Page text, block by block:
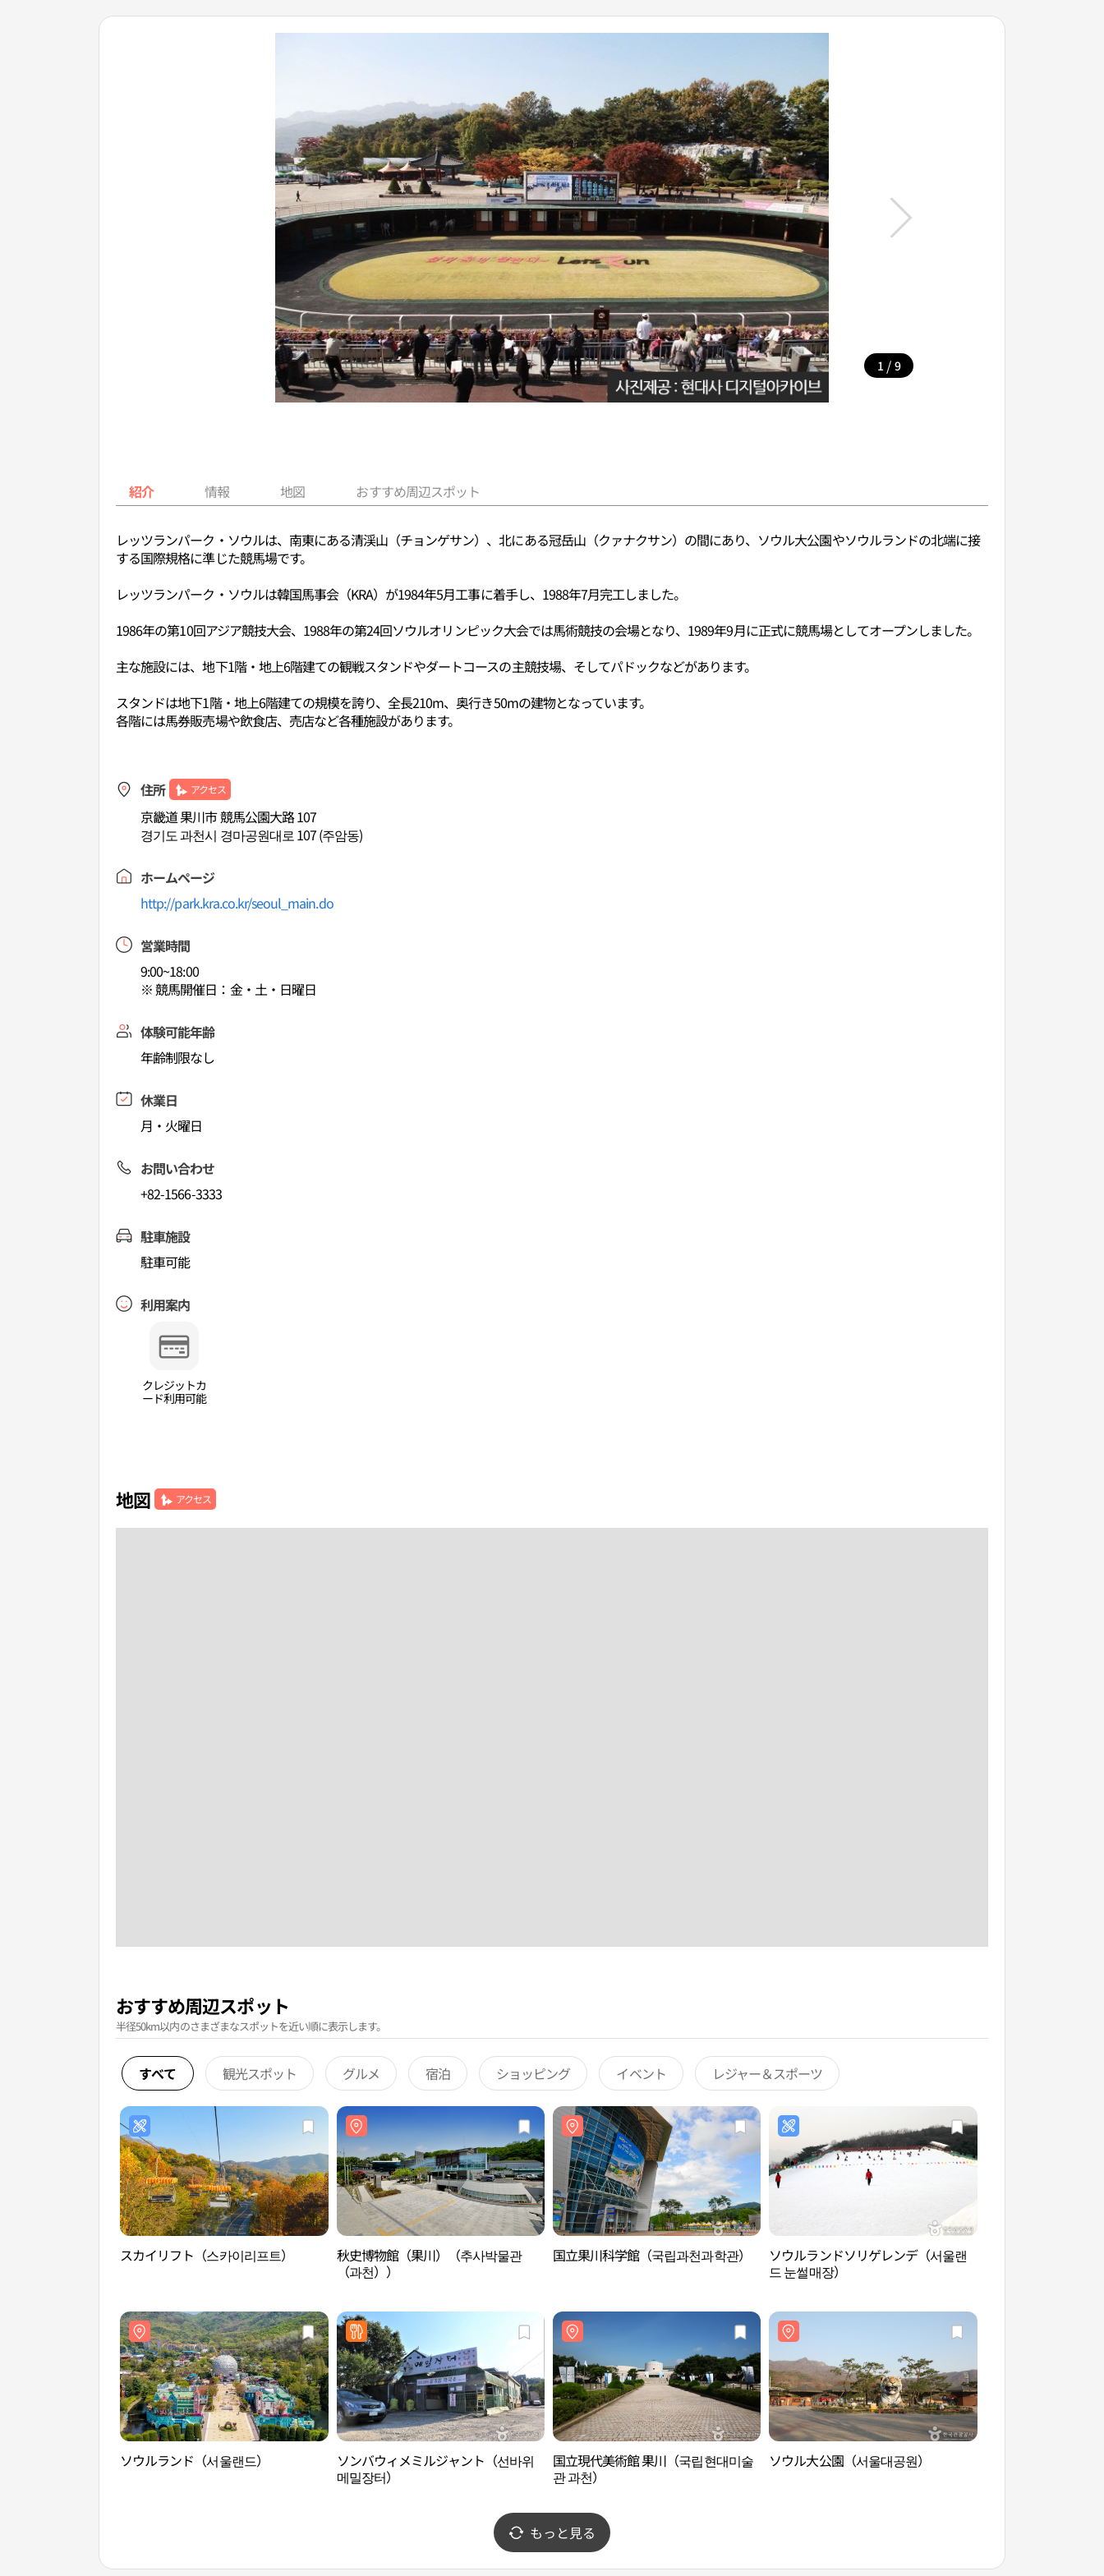
1 / 9
紹介 情報 地図 おすすめ周辺スポット
レッツランパーク・ソウルは、南東にある清渓山（チョンゲサン）、北にある冠岳山（クァナクサン）の間にあり、ソウル大公園やソウルランドの北端に接
する国際規格に準じた競馬場です。
レッツランパーク・ソウルは韓国馬事会（KRA）が1984年5月工事に着手し、1988年7月完工しました。
1986年の第10回アジア競技大会、1988年の第24回ソウルオリンピック大会では馬術競技の会場となり、1989年9月に正式に競馬場としてオープンしました。
主な施設には、地下1階・地上6階建ての観戦スタンドやダートコースの主競技場、そしてパドックなどがあります。
スタンドは地下1階・地上6階建ての規模を誇り、全長210m、奥行き50mの建物となっています。
各階には馬券販売場や飲食店、売店など各種施設があります。
住所 アクセス
京畿道 果川市 競馬公園大路 107
경기도 과천시 경마공원대로 107 (주암동)
ホームページ
http://park.kra.co.kr/seoul_main.do
営業時間
9:00~18:00
※ 競馬開催日：金・土・日曜日
体験可能年齢
年齢制限なし
休業日
月・火曜日
お問い合わせ
+82-1566-3333
駐車施設
駐車可能
利用案内
クレジットカ
ード利用可能
地図 アクセス
おすすめ周辺スポット
半径50km以内のさまざまなスポットを近い順に表示します。
すべて 観光スポット グルメ 宿泊 ショッピング イベント レジャー＆スポーツ
スカイリフト（스카이리프트）
秋史博物館（果川）（추사박물관
（과천））
国立果川科学館（국립과천과학관）
ソウルランドソリゲレンデ（서울랜
드 눈썰매장）
ソウルランド（서울랜드）
ソンバウィメミルジャント（선바위
메밀장터）
国立現代美術館 果川（국립현대미술
관 과천）
ソウル大公園（서울대공원）
もっと見る